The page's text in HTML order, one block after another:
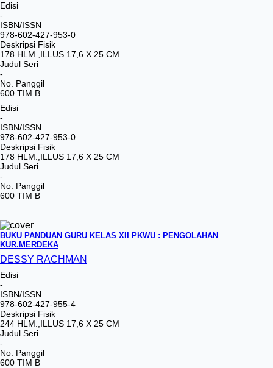
Edisi
-
ISBN/ISSN
978-602-427-953-0
Deskripsi Fisik
178 HLM.,ILLUS 17,6 X 25 CM
Judul Seri
-
No. Panggil
600 TIM B
Edisi
-
ISBN/ISSN
978-602-427-953-0
Deskripsi Fisik
178 HLM.,ILLUS 17,6 X 25 CM
Judul Seri
-
No. Panggil
600 TIM B
BUKU PANDUAN GURU KELAS XII PKWU : PENGOLAHAN
KUR.MERDEKA
DESSY RACHMAN
Edisi
-
ISBN/ISSN
978-602-427-955-4
Deskripsi Fisik
244 HLM.,ILLUS 17,6 X 25 CM
Judul Seri
-
No. Panggil
600 TIM B